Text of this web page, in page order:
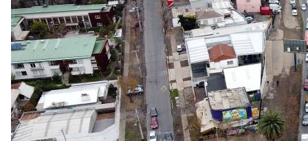
Dato en Pauta Señal 2
Contenido Patrocinado